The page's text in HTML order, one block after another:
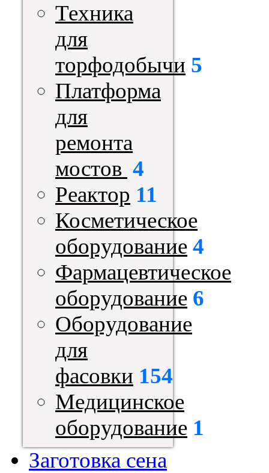
Техника
для
торфодобычи 5
Платформа
для
ремонта
мостов 4
Реактор 11
Косметическое
оборудование 4
Фармацевтическое
оборудование 6
Оборудование
для
фасовки 154
Медицинское
оборудование 1
Заготовка сена